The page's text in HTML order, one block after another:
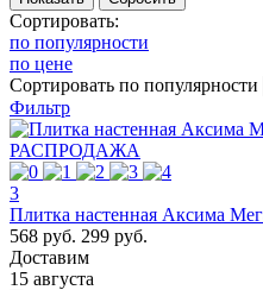
Сортировать:
по популярности
по цене
Сортировать по популярности
Фильтр
РАСПРОДАЖА
3
Плитка настенная Аксима
568 руб. 299 руб.
Доставим
15 августа